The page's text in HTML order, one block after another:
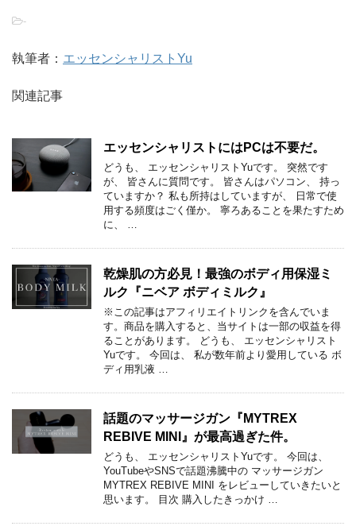
-
執筆者： エッセンシャリストYu
関連記事
エッセンシャリストにはPCは不要だ。
どうも、 エッセンシャリストYuです。 突然です
が、 皆さんに質問です。 皆さんはパソコン、 持っ
ていますか？ 私も所持はしていますが、 日常で使
用する頻度はごく僅か。 寧ろあることを果たすため
に、 …
乾燥肌の方必見！最強のボディ用保湿ミ
ルク『ニベア ボディミルク』
※この記事はアフィリエイトリンクを含んでいま
す。商品を購入すると、当サイトは一部の収益を得
ることがあります。 どうも、 エッセンシャリスト
Yuです。 今回は、 私が数年前より愛用している ボ
ディ用乳液 …
話題のマッサージガン『MYTREX
REBIVE MINI』が最高過ぎた件。
どうも、 エッセンシャリストYuです。 今回は、
YouTubeやSNSで話題沸騰中の マッサージガン
MYTREX REBIVE MINI をレビューしていきたいと
思います。 目次 購入したきっかけ …